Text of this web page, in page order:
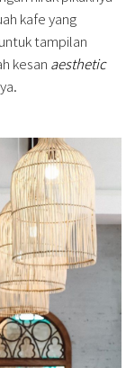
kafe yang
tampilan
kesan aesthetic